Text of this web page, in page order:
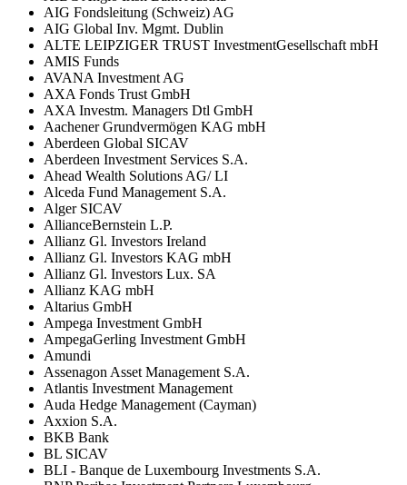
AIG Fondsleitung (Schweiz) AG
AIG Global Inv. Mgmt. Dublin
ALTE LEIPZIGER TRUST InvestmentGesellschaft mbH
AMIS Funds
AVANA Investment AG
AXA Fonds Trust GmbH
AXA Investm. Managers Dtl GmbH
Aachener Grundvermögen KAG mbH
Aberdeen Global SICAV
Aberdeen Investment Services S.A.
Ahead Wealth Solutions AG/ LI
Alceda Fund Management S.A.
Alger SICAV
AllianceBernstein L.P.
Allianz Gl. Investors Ireland
Allianz Gl. Investors KAG mbH
Allianz Gl. Investors Lux. SA
Allianz KAG mbH
Altarius GmbH
Ampega Investment GmbH
AmpegaGerling Investment GmbH
Amundi
Assenagon Asset Management S.A.
Atlantis Investment Management
Auda Hedge Management (Cayman)
Axxion S.A.
BKB Bank
BL SICAV
BLI - Banque de Luxembourg Investments S.A.